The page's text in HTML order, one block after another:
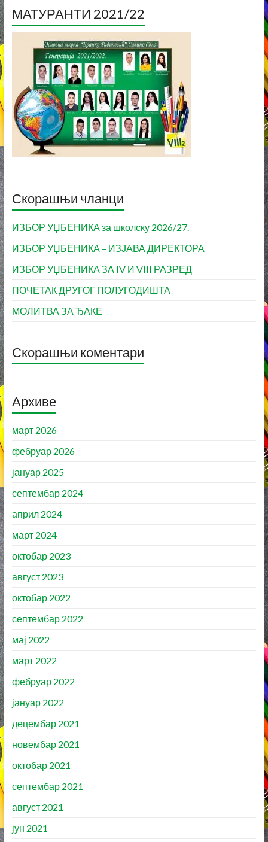
МАТУРАНТИ 2021/22
Скорашњи чланци
ИЗБОР УЏБЕНИКА за школску 2026/27.
ИЗБОР УЏБЕНИКА – ИЗЈАВА ДИРЕКТОРА
ИЗБОР УЏБЕНИКА ЗА IV И VIII РАЗРЕД
ПОЧЕТАК ДРУГОГ ПОЛУГОДИШТА
МОЛИТВА ЗА ЂАКЕ
Скорашњи коментари
Архиве
март 2026
фебруар 2026
јануар 2025
септембар 2024
април 2024
март 2024
октобар 2023
август 2023
октобар 2022
септембар 2022
мај 2022
март 2022
фебруар 2022
јануар 2022
децембар 2021
новембар 2021
октобар 2021
септембар 2021
август 2021
јун 2021